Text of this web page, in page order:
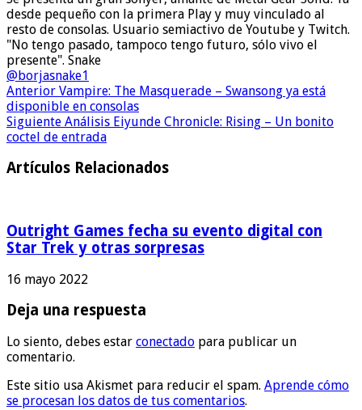
desde pequeño con la primera Play y muy vinculado al
resto de consolas. Usuario semiactivo de Youtube y Twitch.
"No tengo pasado, tampoco tengo futuro, sólo vivo el
presente". Snake
@borjasnake1
Anterior Vampire: The Masquerade – Swansong ya está
disponible en consolas
Siguiente Análisis Eiyunde Chronicle: Rising – Un bonito
coctel de entrada
Artículos Relacionados
Outright Games fecha su evento digital con
Star Trek y otras sorpresas
16 mayo 2022
Deja una respuesta
Lo siento, debes estar conectado para publicar un
comentario.
Este sitio usa Akismet para reducir el spam. Aprende cómo
se procesan los datos de tus comentarios.